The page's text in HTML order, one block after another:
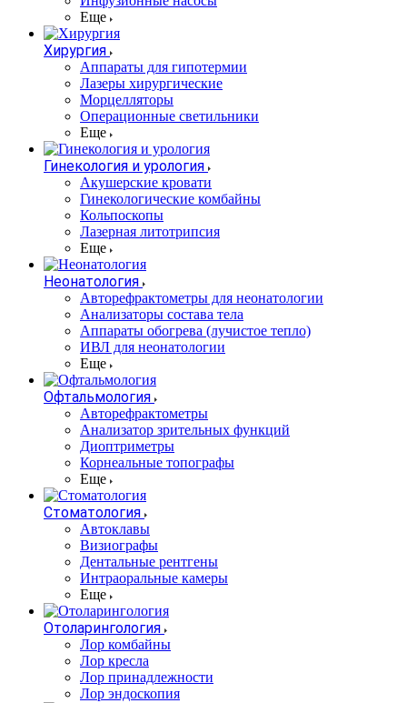
Еще
Хирургия
Аппараты для гипотермии
Лазеры хирургические
Морцелляторы
Операционные светильники
Еще
Гинекология и урология
Акушерские кровати
Гинекологические комбайны
Кольпоскопы
Лазерная литотрипсия
Еще
Неонатология
Авторефрактометры для неонатологии
Анализаторы состава тела
Аппараты обогрева (лучистое тепло)
ИВЛ для неонатологии
Еще
Офтальмология
Авторефрактометры
Анализатор зрительных функций
Диоптриметры
Корнеальные топографы
Еще
Стоматология
Автоклавы
Визиографы
Дентальные рентгены
Интраоральные камеры
Еще
Отоларингология
Лор комбайны
Лор кресла
Лор принадлежности
Лор эндоскопия